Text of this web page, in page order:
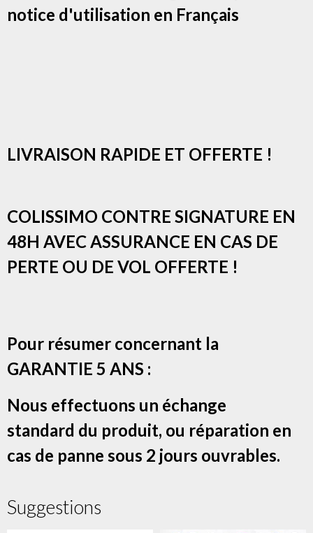
notice d'utilisation en Français
LIVRAISON RAPIDE ET OFFERTE !
COLISSIMO CONTRE SIGNATURE EN
48H AVEC ASSURANCE EN CAS DE
PERTE OU DE VOL OFFERTE !
Pour résumer concernant la
GARANTIE 5 ANS :
Nous effectuons un échange
standard du produit, ou réparation en
cas de panne sous 2 jours ouvrables.
Suggestions